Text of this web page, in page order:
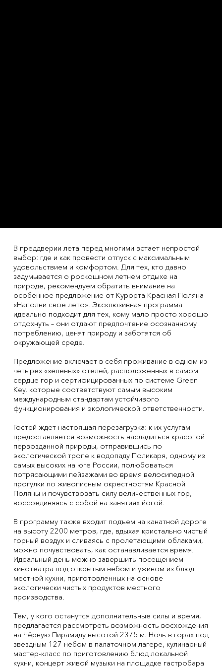
В преддверии лета перед многими встает непростой
выбор: где и как провести отпуск с максимальным
удовольствием и комфортом. Для тех, кто давно
задумывается о роскошном летнем отдыхе на
природе, рекомендуем обратить внимание на
особенное предложение от Курорта Красная Поляна
«Наполни свое лето». Эксклюзивная программа
идеально подходит для тех, кому мало просто хорошо
отдохнуть – они отдают предпочтение осознанному
потреблению, ценят природу и заботятся об
окружающей среде.
Предложение включает в себя проживание в одном из
четырех «зеленых» отелей, расположенных в самом
сердце гор и сертифицированных по системе Green
Key, которые соответствуют самым высоким
международным стандартам устойчивого
функционирования и экологической ответственности.
Гостей ждет настоящая перезагрузка: к их услугам
предоставляется возможность насладиться красотой
первозданной природы, отправившись по
экологической тропе к водопаду Поликаря, одному из
самых высоких на юге России, полюбоваться
потрясающими пейзажами во время велосипедной
прогулки по живописным окрестностям Красной
Поляны и почувствовать силу величественных гор,
воссоединяясь с собой на занятиях йогой.
В программу также входит подъем на канатной дороге
на высоту 2200 метров, где, вдыхая кристально чистый
горный воздух и сливаясь с пролетающими облаками,
можно почувствовать, как останавливается время.
Идеальный день можно завершить посещением
кинотеатра под открытым небом и ужином из блюд
местной кухни, приготовленных на основе
экологически чистых продуктов местного
производства.
Тем, у кого останутся дополнительные силы и время,
предлагается рассмотреть возможность восхождения
на Чёрную Пирамиду высотой 2375 м. Ночь в горах под
звездным 127 небом в палаточном лагере, кулинарный
мастер-класс по приготовлению блюд локальной
кухни, концерт живой музыки на площадке гастробара